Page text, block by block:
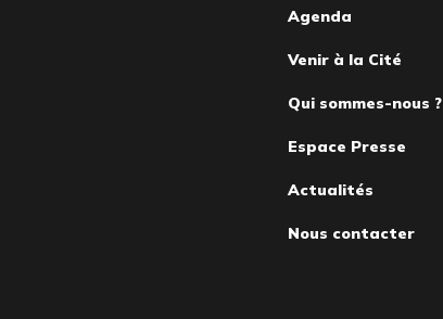
Pied
de
page
Agenda
Venir à la Cité
Qui sommes-nous ?
Espace Presse
Actualités
Nous contacter